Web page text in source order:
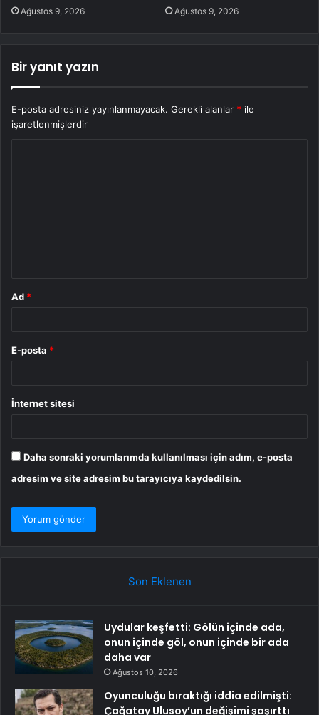
Ağustos 9, 2026 Ağustos 9, 2026
Bir yanıt yazın
E-posta adresiniz yayınlanmayacak. Gerekli alanlar * ile
işaretlenmişlerdir
Ad *
E-posta *
İnternet sitesi
Daha sonraki yorumlarımda kullanılması için adım, e-posta
adresim ve site adresim bu tarayıcıya kaydedilsin.
Son Eklenen
Uydular keşfetti: Gölün içinde ada,
onun içinde göl, onun içinde bir ada
daha var
Ağustos 10, 2026
Oyunculuğu bıraktığı iddia edilmişti:
Çağatay Ulusoy’un değişimi şaşırttı